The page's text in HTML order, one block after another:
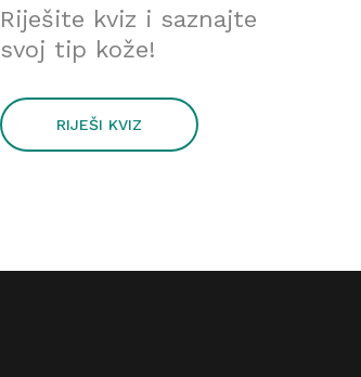
Riješite kviz i saznajte
svoj tip kože!
RIJEŠI KVIZ